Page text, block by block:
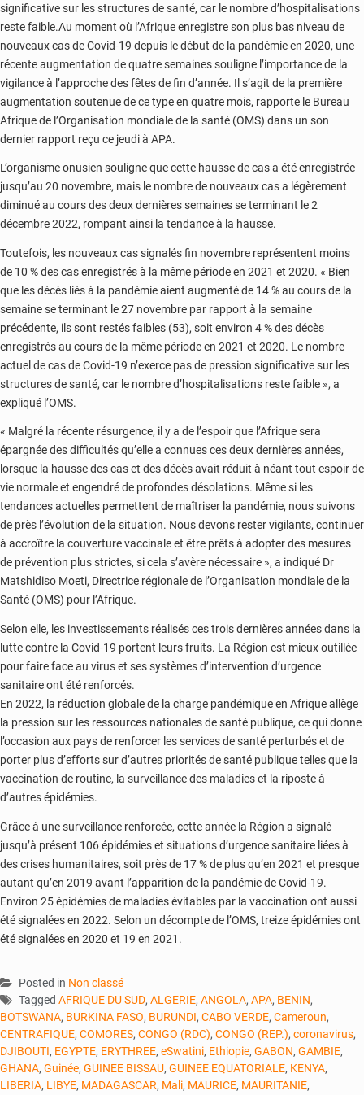
significative sur les structures de santé, car le nombre d’hospitalisations
reste faible.Au moment où l’Afrique enregistre son plus bas niveau de
nouveaux cas de Covid-19 depuis le début de la pandémie en 2020, une
récente augmentation de quatre semaines souligne l’importance de la
vigilance à l’approche des fêtes de fin d’année. Il s’agit de la première
augmentation soutenue de ce type en quatre mois, rapporte le Bureau
Afrique de l’Organisation mondiale de la santé (OMS) dans un son
dernier rapport reçu ce jeudi à APA.
L’organisme onusien souligne que cette hausse de cas a été enregistrée
jusqu’au 20 novembre, mais le nombre de nouveaux cas a légèrement
diminué au cours des deux dernières semaines se terminant le 2
décembre 2022, rompant ainsi la tendance à la hausse.
Toutefois, les nouveaux cas signalés fin novembre représentent moins
de 10 % des cas enregistrés à la même période en 2021 et 2020. « Bien
que les décès liés à la pandémie aient augmenté de 14 % au cours de la
semaine se terminant le 27 novembre par rapport à la semaine
précédente, ils sont restés faibles (53), soit environ 4 % des décès
enregistrés au cours de la même période en 2021 et 2020. Le nombre
actuel de cas de Covid-19 n’exerce pas de pression significative sur les
structures de santé, car le nombre d’hospitalisations reste faible », a
expliqué l’OMS.
« Malgré la récente résurgence, il y a de l’espoir que l’Afrique sera
épargnée des difficultés qu’elle a connues ces deux dernières années,
lorsque la hausse des cas et des décès avait réduit à néant tout espoir de
vie normale et engendré de profondes désolations. Même si les
tendances actuelles permettent de maîtriser la pandémie, nous suivons
de près l’évolution de la situation. Nous devons rester vigilants, continuer
à accroître la couverture vaccinale et être prêts à adopter des mesures
de prévention plus strictes, si cela s’avère nécessaire », a indiqué Dr
Matshidiso Moeti, Directrice régionale de l’Organisation mondiale de la
Santé (OMS) pour l’Afrique.
Selon elle, les investissements réalisés ces trois dernières années dans la
lutte contre la Covid-19 portent leurs fruits. La Région est mieux outillée
pour faire face au virus et ses systèmes d’intervention d’urgence
sanitaire ont été renforcés.
En 2022, la réduction globale de la charge pandémique en Afrique allège
la pression sur les ressources nationales de santé publique, ce qui donne
l’occasion aux pays de renforcer les services de santé perturbés et de
porter plus d’efforts sur d’autres priorités de santé publique telles que la
vaccination de routine, la surveillance des maladies et la riposte à
d’autres épidémies.
Grâce à une surveillance renforcée, cette année la Région a signalé
jusqu’à présent 106 épidémies et situations d’urgence sanitaire liées à
des crises humanitaires, soit près de 17 % de plus qu’en 2021 et presque
autant qu’en 2019 avant l’apparition de la pandémie de Covid-19.
Environ 25 épidémies de maladies évitables par la vaccination ont aussi
été signalées en 2022. Selon un décompte de l’OMS, treize épidémies ont
été signalées en 2020 et 19 en 2021.
Posted in Non classé
Tagged AFRIQUE DU SUD, ALGERIE, ANGOLA, APA, BENIN,
BOTSWANA, BURKINA FASO, BURUNDI, CABO VERDE, Cameroun,
CENTRAFIQUE, COMORES, CONGO (RDC), CONGO (REP.), coronavirus,
DJIBOUTI, EGYPTE, ERYTHREE, eSwatini, Ethiopie, GABON, GAMBIE,
GHANA, Guinée, GUINEE BISSAU, GUINEE EQUATORIALE, KENYA,
LIBERIA, LIBYE, MADAGASCAR, Mali, MAURICE, MAURITANIE,